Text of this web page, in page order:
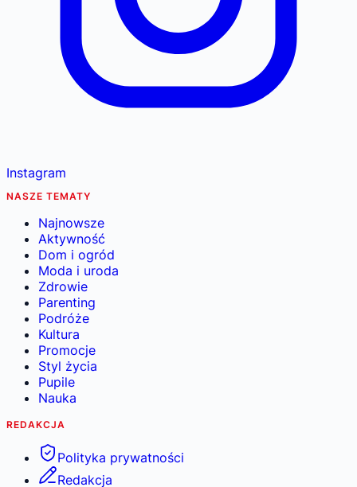
Instagram
NASZE TEMATY
Najnowsze
Aktywność
Dom i ogród
Moda i uroda
Zdrowie
Parenting
Podróże
Kultura
Promocje
Styl życia
Pupile
Nauka
REDAKCJA
Polityka prywatności
Redakcja